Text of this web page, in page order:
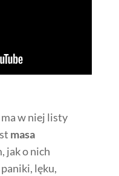
w niej listy
masa
jak o nich
lęku,